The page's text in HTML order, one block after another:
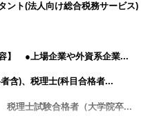
ント(法人向け総合税務サービス)
容】 ●上場企業や外資系企業...
含)、税理士(科目合格者...
税理士試験合格者（大学院卒...